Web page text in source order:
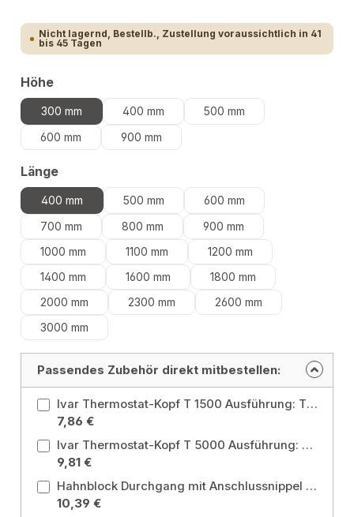
Nicht lagernd, Bestellb., Zustellung voraussichtlich in 41
bis 45 Tagen
Höheauswählen
300 mm 400 mm
500 mm
600 mm
900 mm
Längeauswählen
400 mm 500 mm
600 mm
700 mm
800 mm
900 mm
1000 mm
1100 mm
1200 mm
1400 mm
1600 mm
1800 mm
2000 mm
2300 mm
2600 mm
3000 mm
Passendes Zubehör direkt mitbestellen:
Ivar Thermostat-Kopf T 1500 Ausführung: T 1500
7,86 €
Ivar Thermostat-Kopf T 5000 Ausführung: T 5000
9,81 €
Hahnblock Durchgang mit Anschlussnippel Anschluss: Anschlussnipel 3/4-1/2 Zoll / Form: Durchgang
10,39 €